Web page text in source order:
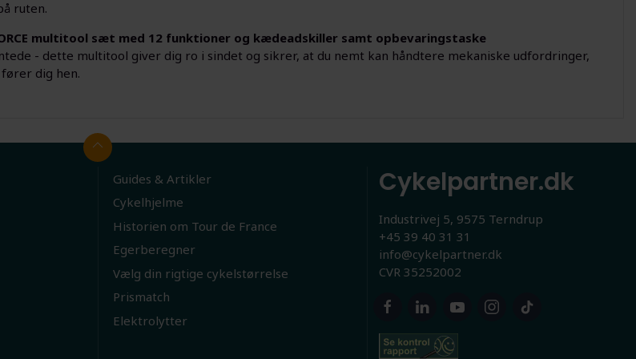
ruten.
multitool sæt med 12 funktioner og kædeadskiller samt opbevaringstaske
- dette multitool giver dig ro i sindet og sikrer, at du nemt kan håndtere mekaniske udfordringer,
dig hen.
Guides & Artikler
Cykelhjelme
Historien om Tour de France
Egerberegner
Vælg din rigtige cykelstørrelse
Prismatch
Elektrolytter
Cykelpartner.dk
Industrivej 5, 9575 Terndrup
+45 39 40 31 31
info@cykelpartner.dk
CVR 35252002